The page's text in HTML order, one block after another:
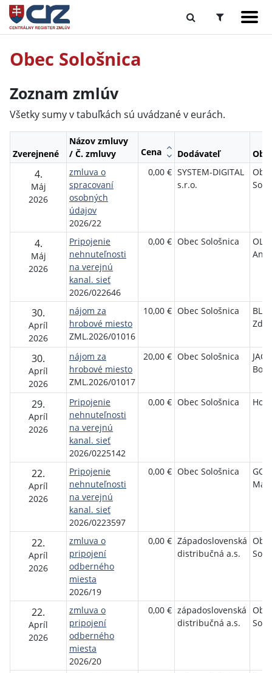
Obec Sološnica
Zoznam zmlúv
Všetky sumy v tabuľkách sú uvádzané v eurách.
Zverejnené
Názov zmluvy
/ Č. zmluvy
Cena Dodávateľ
4.
Máj
2026
zmluva o
spracovaní
osobných
údajov
2026/22
0,00 € SYSTEM-DIGITAL
s.r.o.
4.
Máj
2026
Pripojenie
nehnuteľnosti
na verejnú
kanal. sieť
2026/022646
0,00 € Obec Sološnica
30.
Apríl
2026
nájom za
hrobové miesto
ZML.2026/01016
10,00 € Obec Sološnica
30.
Apríl
2026
nájom za
hrobové miesto
ZML.2026/01017
20,00 € Obec Sološnica
29.
Apríl
2026
Pripojenie
nehnuteľnosti
na verejnú
kanal. sieť
2026/0225142
0,00 € Obec Sološnica
22.
Apríl
2026
Pripojenie
nehnuteľnosti
na verejnú
kanal. sieť
2026/0223597
0,00 € Obec Sološnica
22.
Apríl
2026
zmluva o
pripojení
odberného
miesta
2026/19
0,00 € Západoslovenská
distribučná a.s.
22.
Apríl
2026
zmluva o
pripojení
odberného
miesta
2026/20
0,00 € západoslovenská
distribučná a.s.